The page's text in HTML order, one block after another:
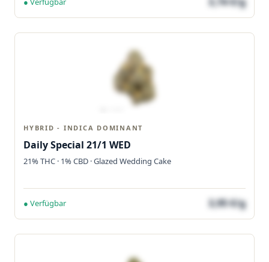
HYBRID - INDICA DOMINANT
Daily Special 21/1 WED
21% THC · 1% CBD · Glazed Wedding Cake
● Verfügbar 3,95 €/g